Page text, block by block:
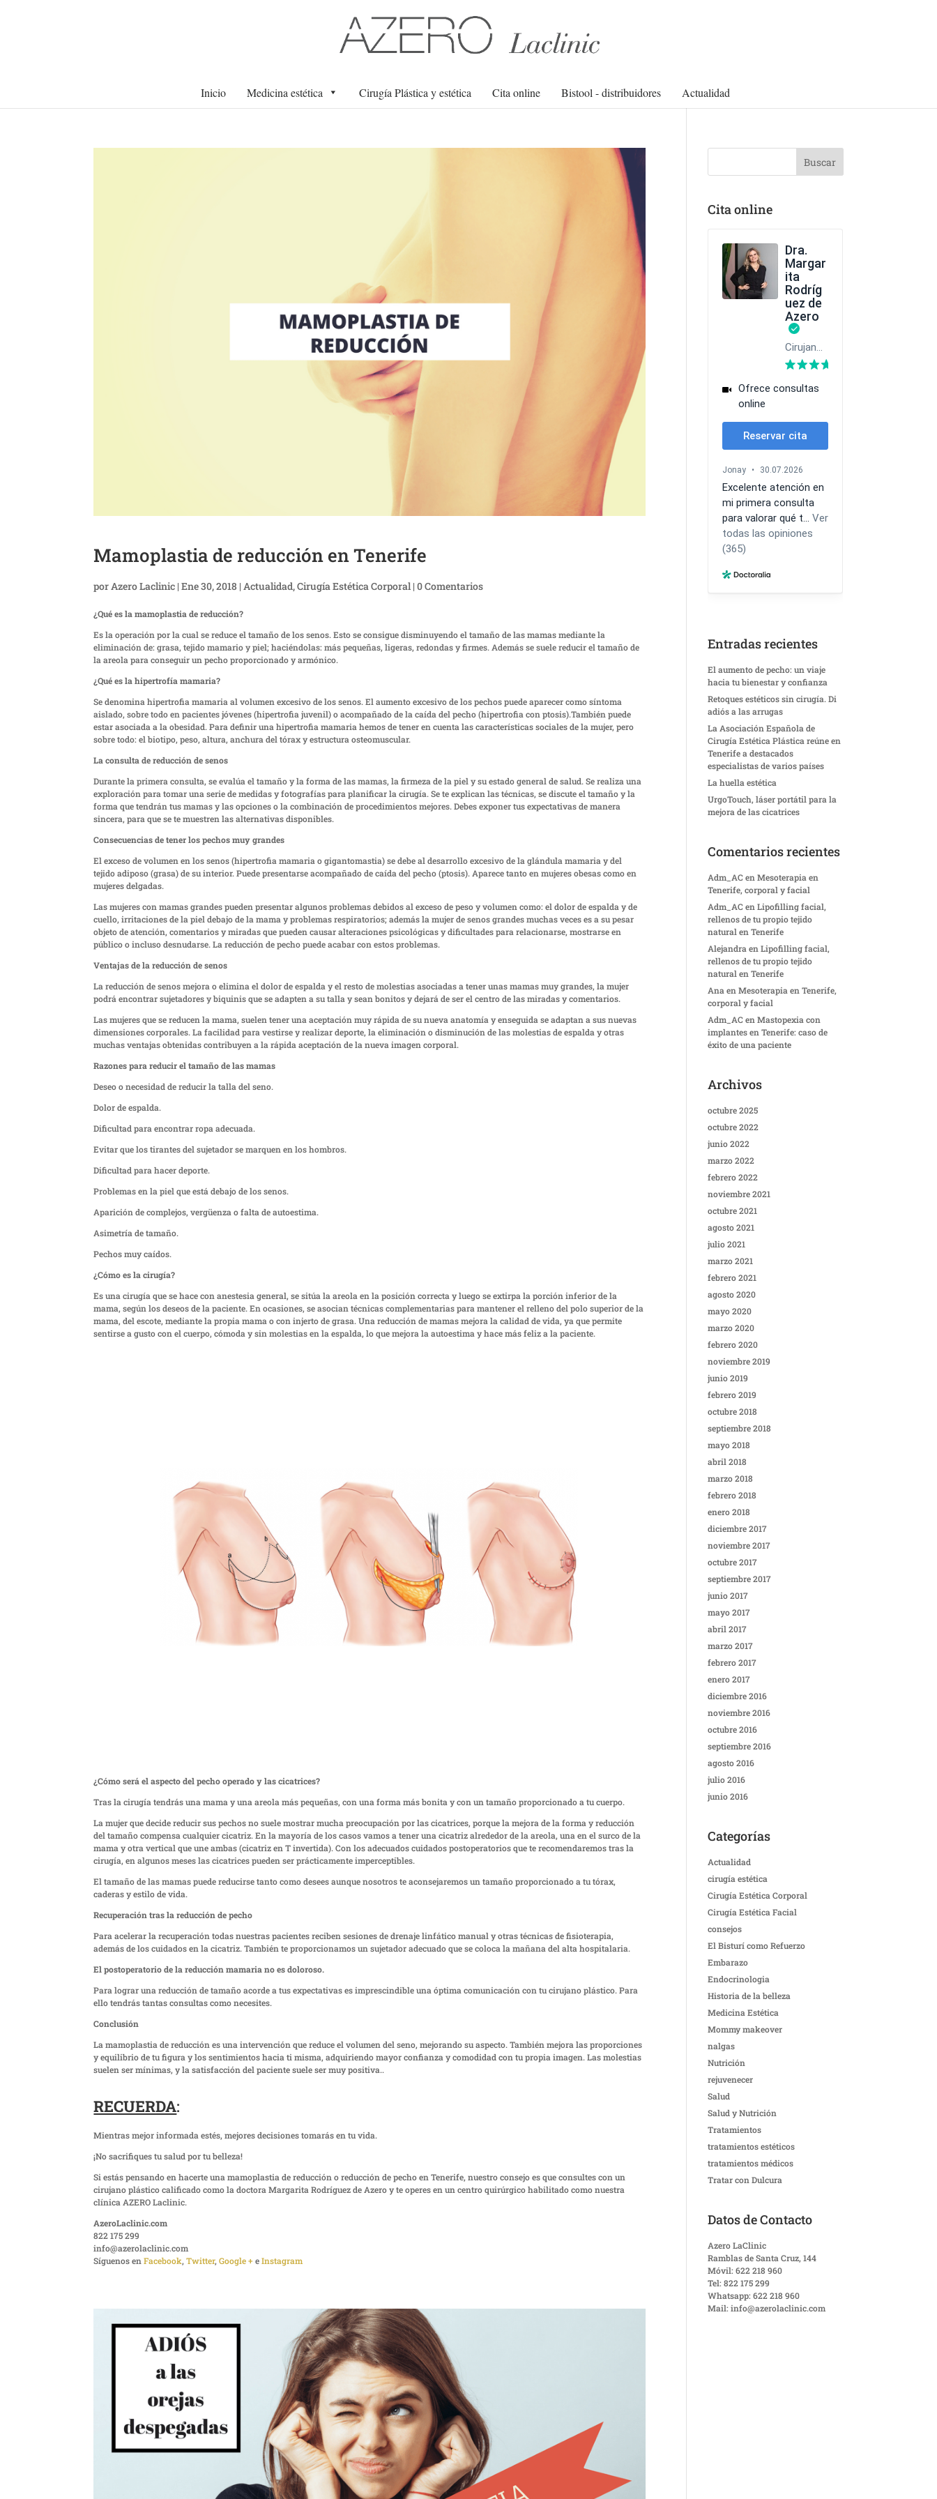
Inicio Medicina estética Cirugía Plástica y estética Cita online Bistool - distribuidores Actualidad
Mamoplastia de reducción en Tenerife
por Azero Laclinic |Ene 30, 2018 | Actualidad,Cirugía Estética Corporal |0 Comentarios
¿Qué es la mamoplastia de reducción?
Es la operación por la cual se reduce el tamaño de los senos. Esto se consigue disminuyendo el tamaño de las mamas mediante la
eliminación de: grasa, tejido mamario y piel; haciéndolas: más pequeñas, ligeras, redondas y firmes. Además se suele reducir el tamaño de
la areola para conseguir un pecho proporcionado y armónico.
¿Qué es la hipertrofía mamaria?
Se denomina hipertrofia mamaria al volumen excesivo de los senos. El aumento excesivo de los pechos puede aparecer como síntoma
aislado, sobre todo en pacientes jóvenes (hipertrofia juvenil) o acompañado de la caída del pecho (hipertrofia con ptosis).También puede
estar asociada a la obesidad. Para definir una hipertrofia mamaria hemos de tener en cuenta las características sociales de la mujer, pero
sobre todo: el biotipo, peso, altura, anchura del tórax y estructura osteomuscular.
La consulta de reducción de senos
Durante la primera consulta, se evalúa el tamaño y la forma de las mamas, la firmeza de la piel y su estado general de salud. Se realiza una
exploración para tomar una serie de medidas y fotografías para planificar la cirugía. Se te explican las técnicas, se discute el tamaño y la
forma que tendrán tus mamas y las opciones o la combinación de procedimientos mejores. Debes exponer tus expectativas de manera
sincera, para que se te muestren las alternativas disponibles.
Consecuencias de tener los pechos muy grandes
El exceso de volumen en los senos (hipertrofia mamaria o gigantomastia) se debe al desarrollo excesivo de la glándula mamaria y del
tejido adiposo (grasa) de su interior. Puede presentarse acompañado de caída del pecho (ptosis). Aparece tanto en mujeres obesas como en
mujeres delgadas.
Las mujeres con mamas grandes pueden presentar algunos problemas debidos al exceso de peso y volumen como: el dolor de espalda y de
cuello, irritaciones de la piel debajo de la mama y problemas respiratorios; además la mujer de senos grandes muchas veces es a su pesar
objeto de atención, comentarios y miradas que pueden causar alteraciones psicológicas y dificultades para relacionarse, mostrarse en
público o incluso desnudarse. La reducción de pecho puede acabar con estos problemas.
Ventajas de la reducción de senos
La reducción de senos mejora o elimina el dolor de espalda y el resto de molestias asociadas a tener unas mamas muy grandes, la mujer
podrá encontrar sujetadores y biquinis que se adapten a su talla y sean bonitos y dejará de ser el centro de las miradas y comentarios.
Las mujeres que se reducen la mama, suelen tener una aceptación muy rápida de su nueva anatomía y enseguida se adaptan a sus nuevas
dimensiones corporales. La facilidad para vestirse y realizar deporte, la eliminación o disminución de las molestias de espalda y otras
muchas ventajas obtenidas contribuyen a la rápida aceptación de la nueva imagen corporal.
Razones para reducir el tamaño de las mamas
Deseo o necesidad de reducir la talla del seno.
Dolor de espalda.
Dificultad para encontrar ropa adecuada.
Evitar que los tirantes del sujetador se marquen en los hombros.
Dificultad para hacer deporte.
Problemas en la piel que está debajo de los senos.
Aparición de complejos, vergüenza o falta de autoestima.
Asimetría de tamaño.
Pechos muy caídos.
¿Cómo es la cirugía?
Es una cirugía que se hace con anestesia general, se sitúa la areola en la posición correcta y luego se extirpa la porción inferior de la
mama, según los deseos de la paciente. En ocasiones, se asocian técnicas complementarias para mantener el relleno del polo superior de la
mama, del escote, mediante la propia mama o con injerto de grasa. Una reducción de mamas mejora la calidad de vida, ya que permite
sentirse a gusto con el cuerpo, cómoda y sin molestias en la espalda, lo que mejora la autoestima y hace más feliz a la paciente.
¿Cómo será el aspecto del pecho operado y las cicatrices?
Tras la cirugía tendrás una mama y una areola más pequeñas, con una forma más bonita y con un tamaño proporcionado a tu cuerpo.
La mujer que decide reducir sus pechos no suele mostrar mucha preocupación por las cicatrices, porque la mejora de la forma y reducción
del tamaño compensa cualquier cicatriz. En la mayoría de los casos vamos a tener una cicatriz alrededor de la areola, una en el surco de la
mama y otra vertical que une ambas (cicatriz en T invertida). Con los adecuados cuidados postoperatorios que te recomendaremos tras la
cirugía, en algunos meses las cicatrices pueden ser prácticamente imperceptibles.
El tamaño de las mamas puede reducirse tanto como desees aunque nosotros te aconsejaremos un tamaño proporcionado a tu tórax,
caderas y estilo de vida.
Recuperación tras la reducción de pecho
Para acelerar la recuperación todas nuestras pacientes reciben sesiones de drenaje linfático manual y otras técnicas de fisioterapia,
además de los cuidados en la cicatriz. También te proporcionamos un sujetador adecuado que se coloca la mañana del alta hospitalaria.
El postoperatorio de la reducción mamaria no es doloroso.
Para lograr una reducción de tamaño acorde a tus expectativas es imprescindible una óptima comunicación con tu cirujano plástico. Para
ello tendrás tantas consultas como necesites.
Conclusión
La mamoplastia de reducción es una intervención que reduce el volumen del seno, mejorando su aspecto. También mejora las proporciones
y equilibrio de tu figura y los sentimientos hacia ti misma, adquiriendo mayor confianza y comodidad con tu propia imagen. Las molestias
suelen ser mínimas, y la satisfacción del paciente suele ser muy positiva..
RECUERDA:
Mientras mejor informada estés, mejores decisiones tomarás en tu vida.
¡No sacrifiques tu salud por tu belleza!
Si estás pensando en hacerte una mamoplastia de reducción o reducción de pecho en Tenerife, nuestro consejo es que consultes con un
cirujano plástico calificado como la doctora Margarita Rodríguez de Azero y te operes en un centro quirúrgico habilitado como nuestra
clínica AZERO Laclinic.
AzeroLaclinic.com
822 175 299
info@azerolaclinic.com
Síguenos enFacebook,Twitter,Google +eInstagram
Cita online
Entradas recientes
El aumento de pecho: un viaje
hacia tu bienestar y confianza
Retoques estéticos sin cirugía. Di
adiós a las arrugas
La Asociación Española de
Cirugía Estética Plástica reúne en
Tenerife a destacados
especialistas de varios países
La huella estética
UrgoTouch, láser portátil para la
mejora de las cicatrices
Comentarios recientes
Adm_AC enMesoterapia en
Tenerife, corporal y facial
Adm_AC enLipofilling facial,
rellenos de tu propio tejido
natural en Tenerife
Alejandra enLipofilling facial,
rellenos de tu propio tejido
natural en Tenerife
Ana enMesoterapia en Tenerife,
corporal y facial
Adm_AC enMastopexia con
implantes en Tenerife: caso de
éxito de una paciente
Archivos
octubre 2025
octubre 2022
junio 2022
marzo 2022
febrero 2022
noviembre 2021
octubre 2021
agosto 2021
julio 2021
marzo 2021
febrero 2021
agosto 2020
mayo 2020
marzo 2020
febrero 2020
noviembre 2019
junio 2019
febrero 2019
octubre 2018
septiembre 2018
mayo 2018
abril 2018
marzo 2018
febrero 2018
enero 2018
diciembre 2017
noviembre 2017
octubre 2017
septiembre 2017
junio 2017
mayo 2017
abril 2017
marzo 2017
febrero 2017
enero 2017
diciembre 2016
noviembre 2016
octubre 2016
septiembre 2016
agosto 2016
julio 2016
junio 2016
Categorías
Actualidad
cirugía estética
Cirugía Estética Corporal
Cirugía Estética Facial
consejos
El Bisturí como Refuerzo
Embarazo
Endocrinologia
Historia de la belleza
Medicina Estética
Mommy makeover
nalgas
Nutrición
rejuvenecer
Salud
Salud y Nutrición
Tratamientos
tratamientos estéticos
tratamientos médicos
Tratar con Dulcura
Datos de Contacto
Azero LaClinic
Ramblas de Santa Cruz, 144
Móvil: 622 218 960
Tel: 822 175 299
Whatsapp: 622 218 960
Mail: info@azerolaclinic.com